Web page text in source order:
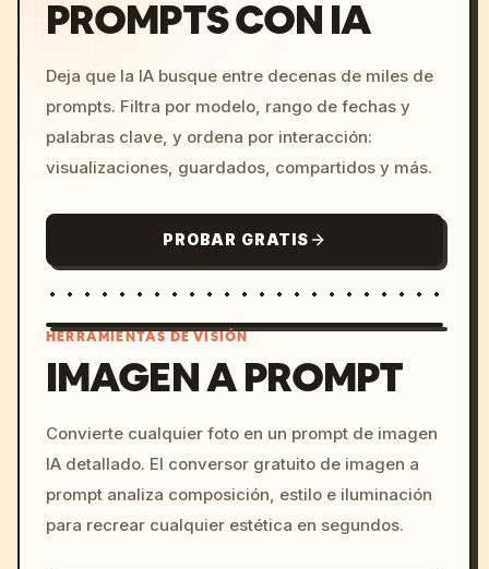
PROMPTS CON IA
Deja que la IA busque entre decenas de miles de
prompts. Filtra por modelo, rango de fechas y
palabras clave, y ordena por interacción:
visualizaciones, guardados, compartidos y más.
PROBAR GRATIS
c, cyberpunk sunset, neon
colors, 8k --v 6.0
HERRAMIENTAS DE VISIÓN
IMAGEN A PROMPT
Convierte cualquier foto en un prompt de imagen
IA detallado. El conversor gratuito de imagen a
prompt analiza composición, estilo e iluminación
para recrear cualquier estética en segundos.